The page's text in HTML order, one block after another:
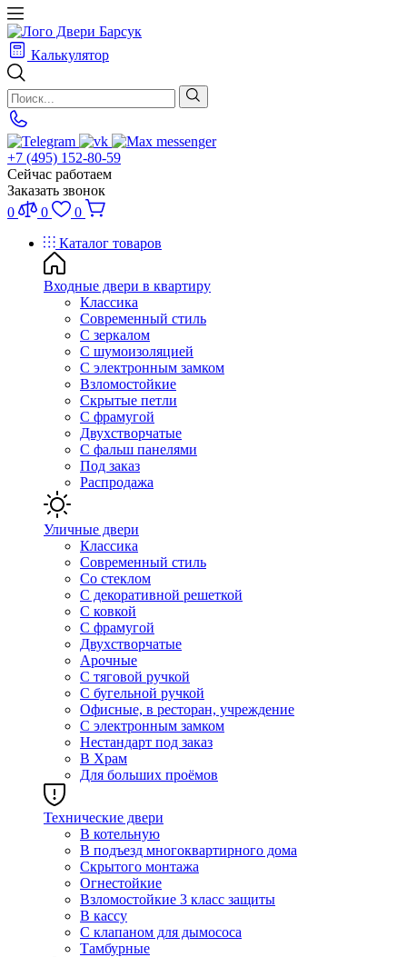
Калькулятор
+7 (495) 152-80-59
Сейчас работаем
Заказать звонок
0
0
0
Каталог товаров
Входные двери в квартиру
Классика
Современный стиль
С зеркалом
С шумоизоляцией
С электронным замком
Взломостойкие
Скрытые петли
С фрамугой
Двухстворчатые
С фальш панелями
Под заказ
Распродажа
Уличные двери
Классика
Современный стиль
Со стеклом
С декоративной решеткой
С ковкой
С фрамугой
Двухстворчатые
Арочные
С тяговой ручкой
С бугельной ручкой
Офисные, в ресторан, учреждение
С электронным замком
Нестандарт под заказ
В Храм
Для больших проёмов
Технические двери
В котельную
В подъезд многоквартирного дома
Скрытого монтажа
Огнестойкие
Взломостойкие 3 класс защиты
В кассу
С клапаном для дымососа
Тамбурные